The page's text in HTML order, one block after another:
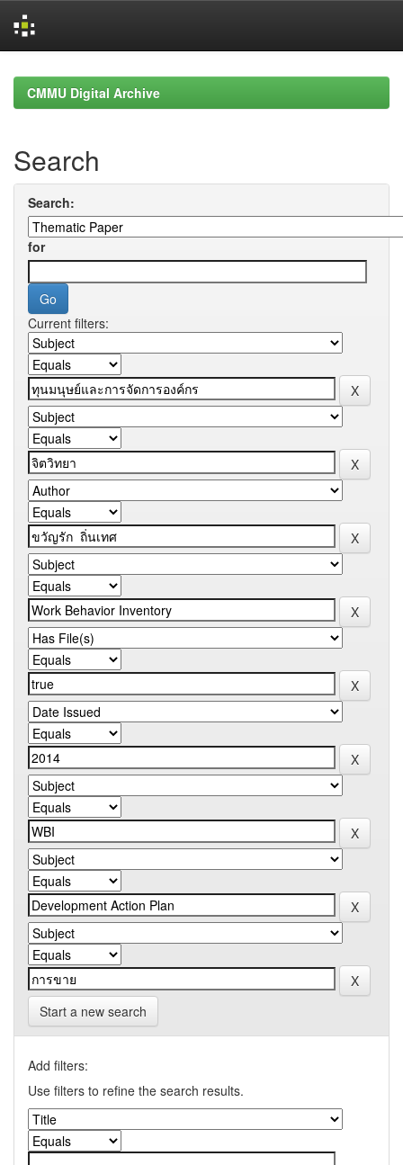
navigationCMMU Digital Archive
Search
Search:
for
Current filters:
Start a new search
Add filters:
Use filters to refine the search results.